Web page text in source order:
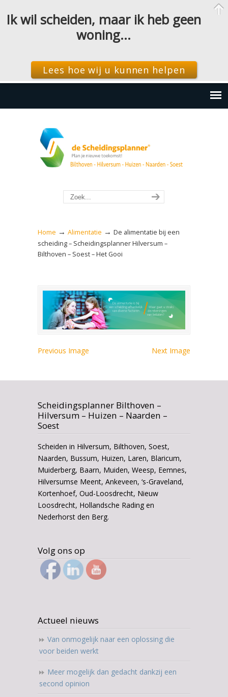
Home → Alimentatie → De alimentatie bij een
scheiding – Scheidingsplanner Hilversum –
Bilthoven – Soest – Het Gooi
Previous Image Next Image
Scheidingsplanner Bilthoven –
Hilversum – Huizen – Naarden –
Soest
Scheiden in Hilversum, Bilthoven, Soest,
Naarden, Bussum, Huizen, Laren, Blaricum,
Muiderberg, Baarn, Muiden, Weesp, Eemnes,
Hilversumse Meent, Ankeveen, ‘s-Graveland,
Kortenhoef, Oud-Loosdrecht, Nieuw
Loosdrecht, Hollandsche Rading en
Nederhorst den Berg.
Volg ons op
Actueel nieuws
Van onmogelijk naar een oplossing die
voor beiden werkt
Meer mogelijk dan gedacht dankzij een
second opinion
Ik wil scheiden, maar ik heb geen
woning…
Lees hoe wij u kunnen helpen